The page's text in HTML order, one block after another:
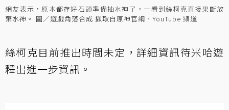
網友表示，原本都存好石頭準備抽水神了，一看到絲柯克直接果斷放
棄水神。 圖／遊戲角落合成 擷取自原神官網、YouTube 頻道
絲柯克目前推出時間未定，詳細資訊待米哈遊
釋出進一步資訊。